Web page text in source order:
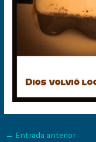
← Entrada anterior